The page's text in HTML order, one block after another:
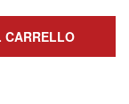
CARRELLO